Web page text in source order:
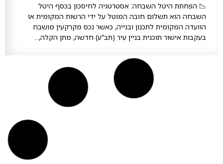
📉 הפחתת היטל השבחה: אסטרטגיה לחיסכון בכסף היטל
השבחה הוא תשלום חובה המוטל על ידי הרשות המקומית או
הוועדה המקומית לתכנון ובנייה, כאשר נכס מקרקעין מושבח
בעקבות אישור תוכנית בניין עיר (תב"ע) חדשה, מתן הקלה,...